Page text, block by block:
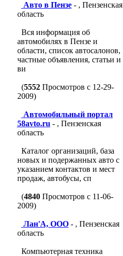
Авто в Пензе- , Пензенская
область
Вся информация об
автомобилях в Пензе и
области, список автосалонов,
частные объявления, статьи и
ви
(5552Просмотров с 12-29-
2009)
Автомобильный портал
58avto.ru - , Пензенская
область
Каталог организаций, база
новых и подержанных авто с
указанием контактов и мест
продаж, автобусы, сп
(4840Просмотров с 11-06-
2009)
Лан'A, ООО- , Пензенская
область
Компьютерная техника